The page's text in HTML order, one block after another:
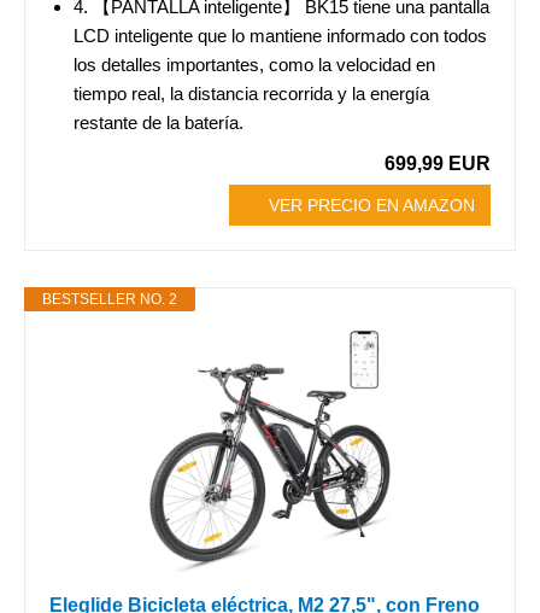
4. 【PANTALLA inteligente】 BK15 tiene una pantalla
LCD inteligente que lo mantiene informado con todos
los detalles importantes, como la velocidad en
tiempo real, la distancia recorrida y la energía
restante de la batería.
699,99 EUR
VER PRECIO EN AMAZON
BESTSELLER NO. 2
Eleglide Bicicleta eléctrica, M2 27,5", con Freno